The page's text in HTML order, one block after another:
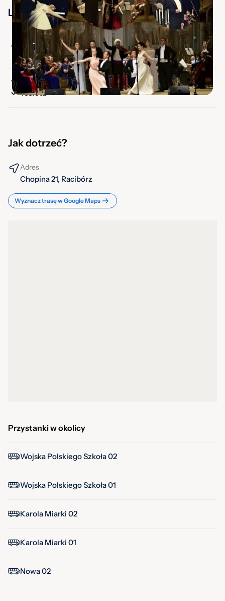
Lokalizacja
Rodzaj lokalizacji
Pod dachem
Dostępne dla osób z niepełnosprawnościami
Toaleta
Jak dotrzeć?
Adres
Chopina 21, Racibórz
Wyznacz trasę w Google Maps
Przystanki w okolicy
Wojska Polskiego Szkoła 02
Wojska Polskiego Szkoła 01
Karola Miarki 02
Karola Miarki 01
Nowa 02